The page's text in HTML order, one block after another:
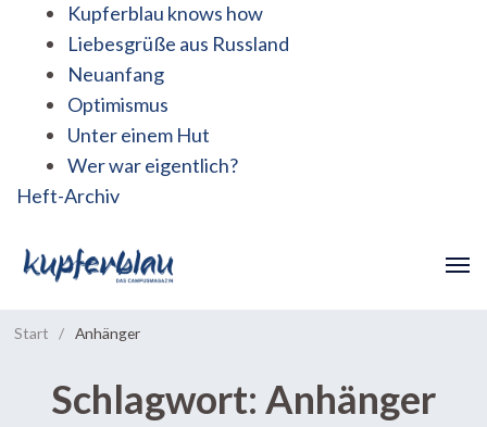
Kupferblau knows how
Liebesgrüße aus Russland
Neuanfang
Optimismus
Unter einem Hut
Wer war eigentlich?
Heft-Archiv
Start / Anhänger
Schlagwort: Anhänger